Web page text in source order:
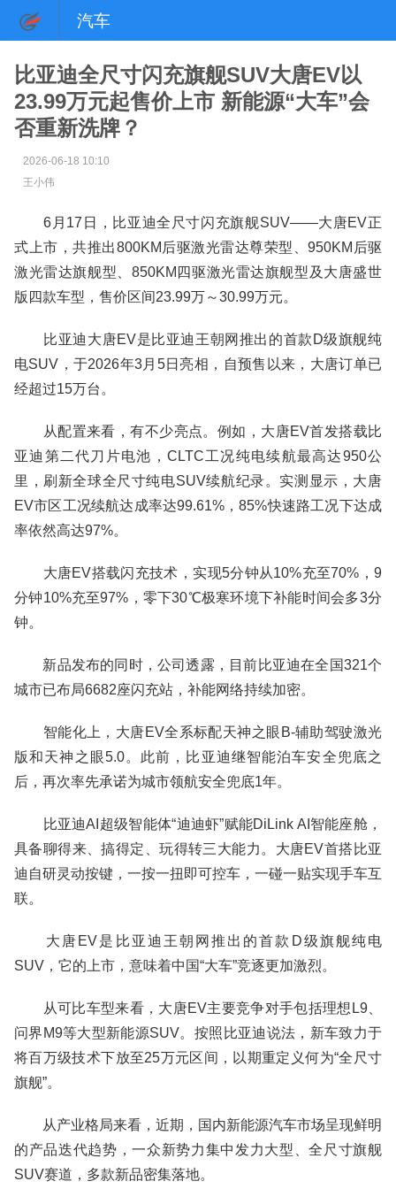
汽车
比亚迪全尺寸闪充旗舰SUV大唐EV以
23.99万元起售价上市 新能源“大车”会
否重新洗牌？
2026-06-18 10:10
王小伟
6月17日，比亚迪全尺寸闪充旗舰SUV——大唐EV正
式上市，共推出800KM后驱激光雷达尊荣型、950KM后驱
激光雷达旗舰型、850KM四驱激光雷达旗舰型及大唐盛世
版四款车型，售价区间23.99万～30.99万元。
比亚迪大唐EV是比亚迪王朝网推出的首款D级旗舰纯
电SUV，于2026年3月5日亮相，自预售以来，大唐订单已
经超过15万台。
从配置来看，有不少亮点。例如，大唐EV首发搭载比
亚迪第二代刀片电池，CLTC工况纯电续航最高达950公
里，刷新全球全尺寸纯电SUV续航纪录。实测显示，大唐
EV市区工况续航达成率达99.61%，85%快速路工况下达成
率依然高达97%。
大唐EV搭载闪充技术，实现5分钟从10%充至70%，9
分钟10%充至97%，零下30℃极寒环境下补能时间会多3分
钟。
新品发布的同时，公司透露，目前比亚迪在全国321个
城市已布局6682座闪充站，补能网络持续加密。
智能化上，大唐EV全系标配天神之眼B-辅助驾驶激光
版和天神之眼5.0。此前，比亚迪继智能泊车安全兜底之
后，再次率先承诺为城市领航安全兜底1年。
比亚迪AI超级智能体“迪迪虾”赋能DiLink AI智能座舱，
具备聊得来、搞得定、玩得转三大能力。大唐EV首搭比亚
迪自研灵动按键，一按一扭即可控车，一碰一贴实现手车互
联。
大唐EV是比亚迪王朝网推出的首款D级旗舰纯电
SUV，它的上市，意味着中国“大车”竞逐更加激烈。
从可比车型来看，大唐EV主要竞争对手包括理想L9、
问界M9等大型新能源SUV。按照比亚迪说法，新车致力于
将百万级技术下放至25万元区间，以期重定义何为“全尺寸
旗舰”。
从产业格局来看，近期，国内新能源汽车市场呈现鲜明
的产品迭代趋势，一众新势力集中发力大型、全尺寸旗舰
SUV赛道，多款新品密集落地。